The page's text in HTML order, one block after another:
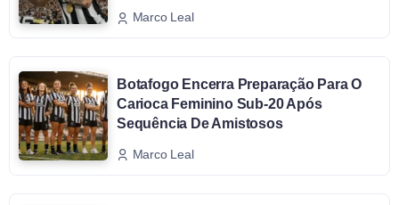
Marco Leal
Botafogo Encerra Preparação Para O
Carioca Feminino Sub-20 Após
Sequência De Amistosos
Marco Leal